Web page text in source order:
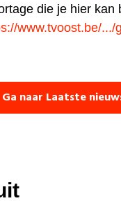
die je hier kan
www.tvoost.be/
Ga naar Laatste